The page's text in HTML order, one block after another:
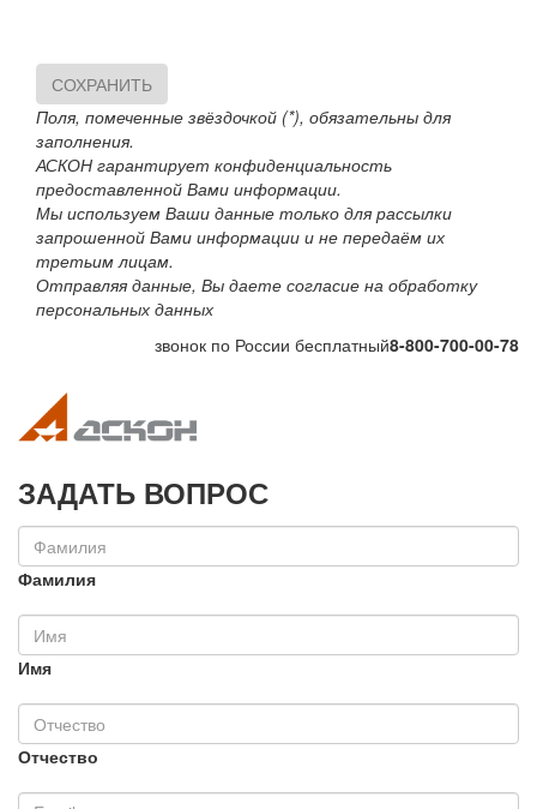
СОХРАНИТЬ
Поля, помеченные звёздочкой (*), обязательны для
заполнения.
АСКОН гарантирует конфиденциальность
предоставленной Вами информации.
Мы используем Ваши данные только для рассылки
запрошенной Вами информации и не передаём их
третьим лицам.
Отправляя данные, Вы даете согласие на обработку
персональных данных
звонок по России бесплатный8-800-700-00-78
ЗАДАТЬ ВОПРОС
Фамилия
Имя
Отчество